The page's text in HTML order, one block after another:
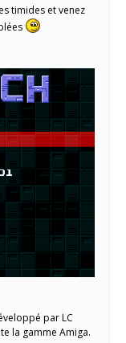
timides et venez
par LC
la gamme Amiga.